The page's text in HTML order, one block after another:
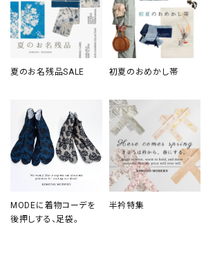
夏のお名残品SALE 初夏のおめかし帯
MODEに着物コーデを
後押しする、足袋。
半衿特集